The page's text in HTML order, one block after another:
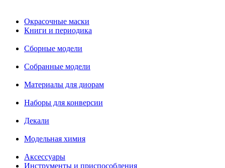
Окрасочные маски
Книги и периодика
Сборные модели
Собранные модели
Материалы для диорам
Наборы для конверсии
Декали
Модельная химия
Аксессуары
Инструменты и приспособления